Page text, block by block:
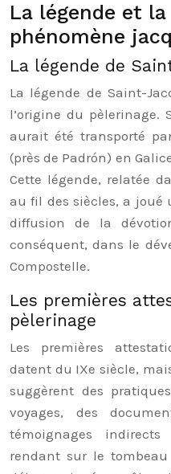
La légende et
phénomène
La légende de
La légende de Saint-
l’origine du pèlerinage.
aurait été transporté
(près de Padrón) en
Cette légende, relatée
au fil des siècles, a joué
diffusion de la
conséquent, dans le
Compostelle.
Les premières
pèlerinage
Les premières
datent du IXe siècle,
suggèrent des
voyages, des
témoignages
rendant sur le tombeau